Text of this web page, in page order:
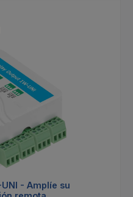
- Amplíe su